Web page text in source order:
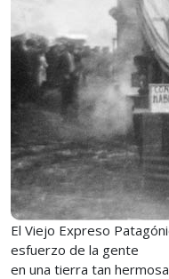
El Viejo Expreso
esfuerzo de la gente
en una tierra tan